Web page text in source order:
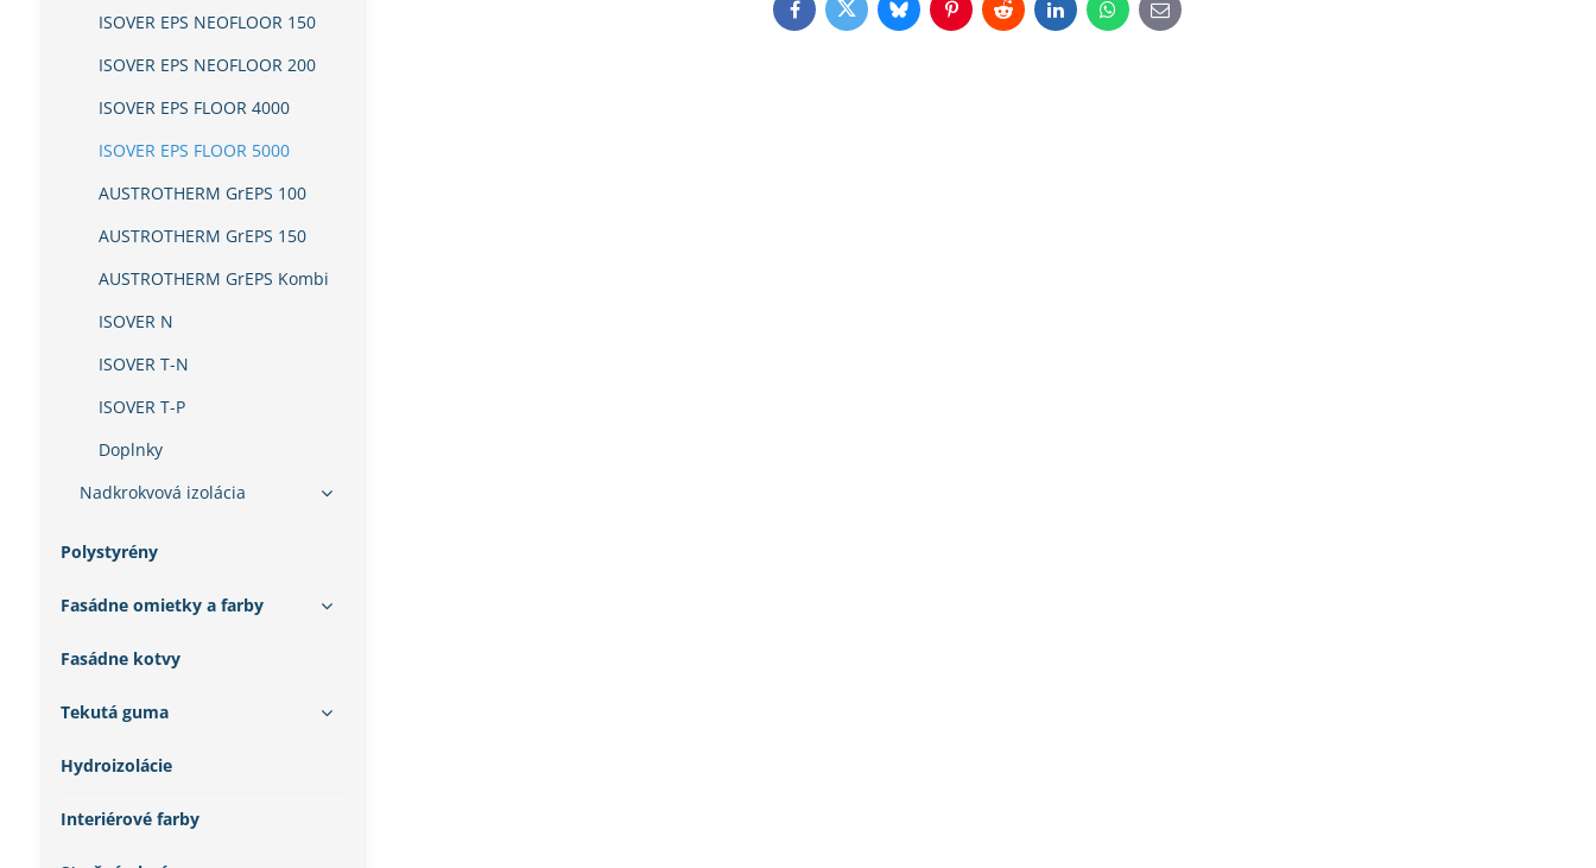
FacebookTwitterBlueskyPinterestRedditLinkedInWhatsApp
E-
mail
ISOVER EPS NEOFLOOR 150
ISOVER EPS NEOFLOOR 200
ISOVER EPS FLOOR 4000
ISOVER EPS FLOOR 5000
AUSTROTHERM GrEPS 100
AUSTROTHERM GrEPS 150
AUSTROTHERM GrEPS Kombi
ISOVER N
ISOVER T-N
ISOVER T-P
Doplnky
Nadkrokvová izolácia
Polystyrény
Fasádne omietky a farby
Fasádne kotvy
Tekutá guma
Hydroizolácie
Interiérové farby